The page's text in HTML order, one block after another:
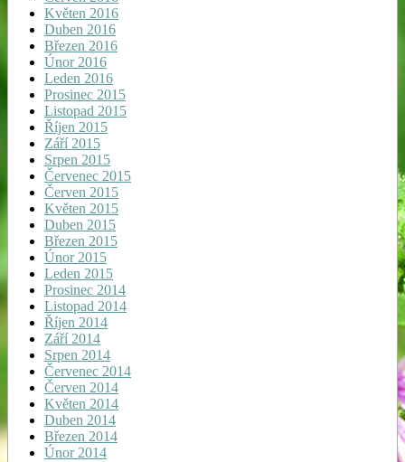
Květen 2016
Duben 2016
Březen 2016
Únor 2016
Leden 2016
Prosinec 2015
Listopad 2015
Říjen 2015
Září 2015
Srpen 2015
Červenec 2015
Červen 2015
Květen 2015
Duben 2015
Březen 2015
Únor 2015
Leden 2015
Prosinec 2014
Listopad 2014
Říjen 2014
Září 2014
Srpen 2014
Červenec 2014
Červen 2014
Květen 2014
Duben 2014
Březen 2014
Únor 2014